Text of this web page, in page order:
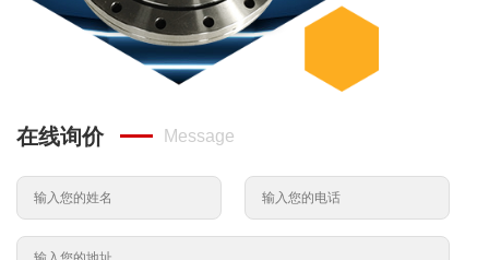
在线询价 Message